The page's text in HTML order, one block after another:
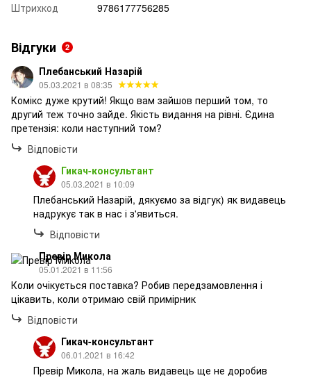
Штрихкод
9786177756285
Відгуки 2
Плебанський Назарій
05.03.2021 в 08:35
Комікс дуже крутий! Якщо вам зайшов перший том, то
другий теж точно зайде. Якість видання на рівні. Єдина
претензія: коли наступний том?
Відповісти
Гикач-консультант
05.03.2021 в 10:09
Плебанський Назарій, дякуємо за відгук) як видавець
надрукує так в нас і з'явиться.
Відповісти
Превір Микола
05.01.2021 в 11:56
Коли очікується поставка? Робив передзамовлення і
цікавить, коли отримаю свій примірник
Відповісти
Гикач-консультант
06.01.2021 в 16:42
Превір Микола, на жаль видавець ще не доробив